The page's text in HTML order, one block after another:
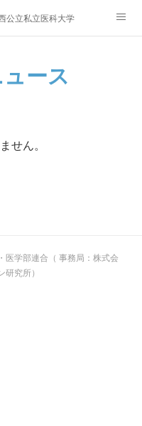
連合ニュース
公立私立医科大学・医学部連合加
ース
せん。
医学部連合（ 事務局：株式会
究所）